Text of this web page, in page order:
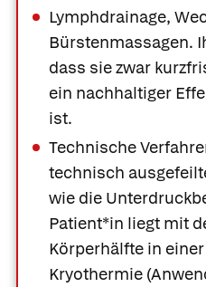
Lymphdrainage,
Bürstenmassagen.
dass sie zwar
ein nachhaltiger
ist.
Technische
technisch
wie die
Patient*in liegt mit
Körperhälfte in
Kryothermie